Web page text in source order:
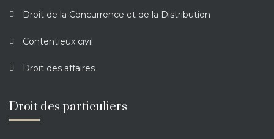
Droit de la Concurrence et de la Distribution
Contentieux civil
Droit des affaires
Droit des particuliers